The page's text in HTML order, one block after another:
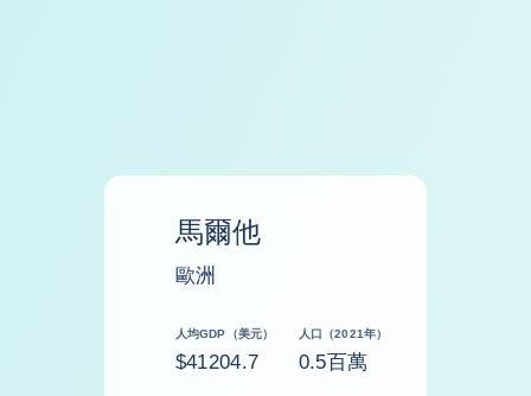
馬爾他
歐洲
人均GDP（美元）
$41204.7
人口（2021年）
0.5百萬